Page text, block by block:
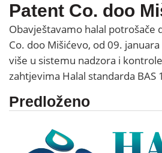
Patent Co. doo
Obavještavamo halal potrošače
Co. doo Mišićevo, od 09.
više u sistemu nadzora i
zahtjevima Halal standarda BAS
Predloženo